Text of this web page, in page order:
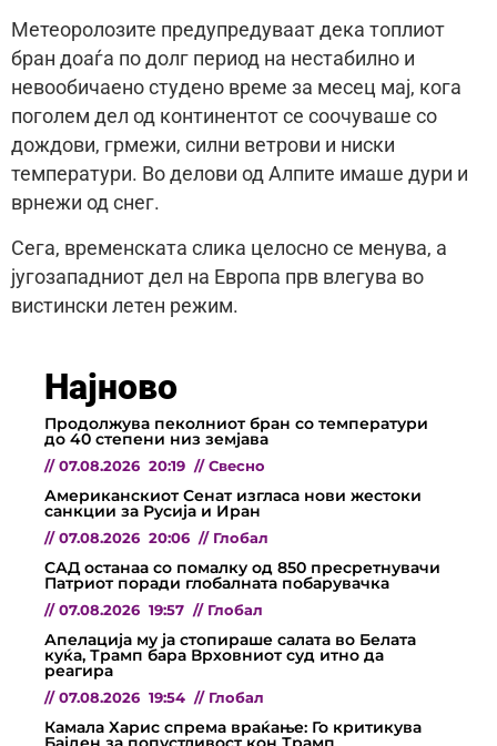
Метеоролозите предупредуваат дека топлиот
бран доаѓа по долг период на нестабилно и
невообичаено студено време за месец мај, кога
поголем дел од континентот се соочуваше со
дождови, грмежи, силни ветрови и ниски
температури. Во делови од Алпите имаше дури и
врнежи од снег.
Сега, временската слика целосно се менува, а
југозападниот дел на Европа прв влегува во
вистински летен режим.
Најново
Продолжува пеколниот бран со температури
до 40 степени низ земјава
// 07.08.2026 20:19 // Свесно
Американскиот Сенат изгласа нови жестоки
санкции за Русија и Иран
// 07.08.2026 20:06 // Глобал
САД останаа со помалку од 850 пресретнувачи
Патриот поради глобалната побарувачка
// 07.08.2026 19:57 // Глобал
Апелација му ја стопираше салата во Белата
куќа, Трамп бара Врховниот суд итно да
реагира
// 07.08.2026 19:54 // Глобал
Камала Харис спрема враќање: Го критикува